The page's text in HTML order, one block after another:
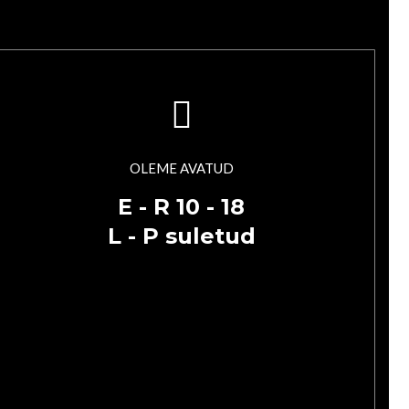
OLEME AVATUD
E - R 10 - 18
L - P suletud